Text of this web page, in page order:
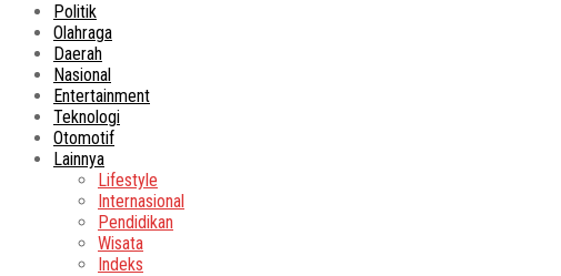
Politik
Olahraga
Daerah
Nasional
Entertainment
Teknologi
Otomotif
Lainnya
Lifestyle
Internasional
Pendidikan
Wisata
Indeks